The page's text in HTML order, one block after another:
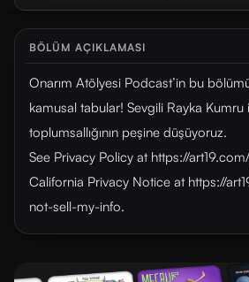
BÖLÜM AÇIKLAMASI
Onarım Atölyesi Podcast’in bu
kamusal tabular! Sevgili Rayka Kumru
toplumsallığının peşine düşüyoruz.
See Privacy Policy at https://
California Privacy Notice at https://
not-sell-my-info.